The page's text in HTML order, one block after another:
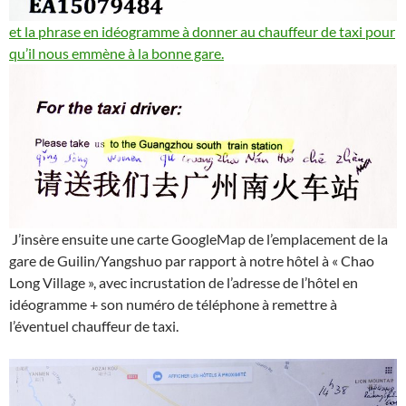
et la phrase en idéogramme à donner au chauffeur de taxi pour
qu’il nous emmène à la bonne gare.
J’insère ensuite une carte GoogleMap de l’emplacement de la
gare de Guilin/Yangshuo par rapport à notre hôtel à « Chao
Long Village », avec incrustation de l’adresse de l’hôtel en
idéogramme + son numéro de téléphone à remettre à
l’éventuel chauffeur de taxi.